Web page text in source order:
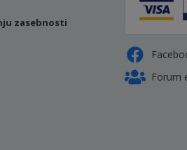
Forum
zasebnosti